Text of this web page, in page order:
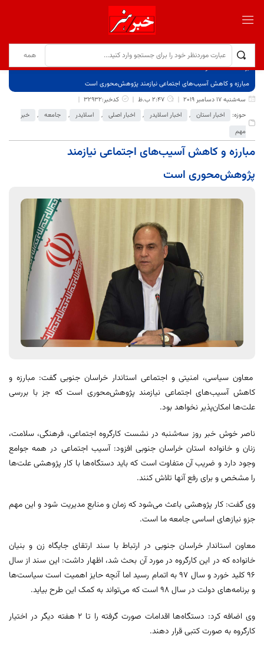
برگ نخست
نوشته‌ها
مبارزه و کاهش آسیب‌های اجتماعی نیازمند پژوهش‌محوری است
سه‌شنبه 17 دسامبر 2019
2:47 ب.ظ
کدخبر:32932
حوزه:
اخبار استان , اخبار اسلایدر , اخبار اصلی , اسلایدر , جامعه ,
خبر
مهم
مبارزه و کاهش آسیب‌های اجتماعی نیازمند
پژوهش‌محوری است
معاون سیاسی، امنیتی و اجتماعی استاندار خراسان جنوبی گفت: مبارزه و
کاهش آسیب‌های اجتماعی نیازمند پژوهش‌محوری است که جز با بررسی
علت‌ها امکان‌پذیر نخواهد بود.
ناصر خوش خبر روز سه‌شنبه در نشست کارگروه اجتماعی، فرهنگی، سلامت،
زنان و خانواده استان خراسان جنوبی افزود: آسیب اجتماعی در همه جوامع
وجود دارد و ضریب آن متفاوت است که باید دستگاه‌ها با کار پژوهشی علت‌ها
را مشخص و برای رفع آنها تلاش کنند.
وی گفت: کار پژوهشی باعث می‌شود که زمان و منابع مدیریت شود و این مهم
جزو نیازهای اساسی جامعه ما است.
معاون استاندار خراسان جنوبی در ارتباط با سند ارتقای جایگاه زن و بنیان
خانواده که در این کارگروه در مورد آن بحث شد، اظهار داشت: این سند از سال
۹۶ کلید خورد و سال ۹۷ به اتمام رسید اما آنچه حایز اهمیت است سیاست‌ها
و برنامه‌های دولت در سال ۹۸ است که می‌تواند به کمک این طرح بیاید.
وی اضافه کرد: دستگاه‌ها اقدامات صورت گرفته را تا ۲ هفته دیگر در اختیار
کارگروه به صورت کتبی قرار دهند.